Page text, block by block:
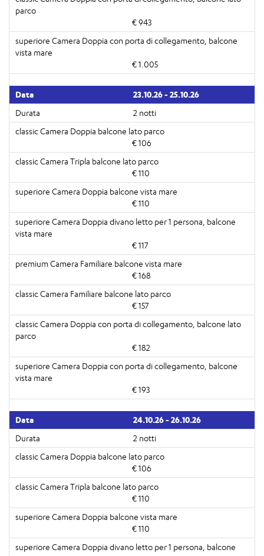
€ 943
€ 1.005
23.10.26 - 25.10.26
2 notti
€ 106
€ 110
€ 110
€ 117
€ 168
€ 157
€ 182
€ 193
24.10.26 - 26.10.26
2 notti
€ 106
€ 110
€ 110